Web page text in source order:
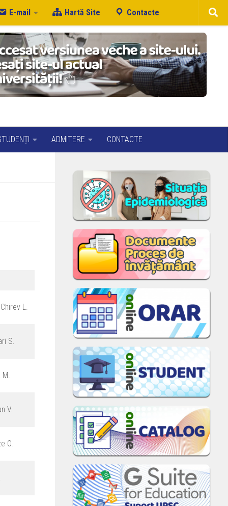
E-mail Hartă Site Contacte
ADMITERE CONTACTE
L.
S.
M.
V.
O.